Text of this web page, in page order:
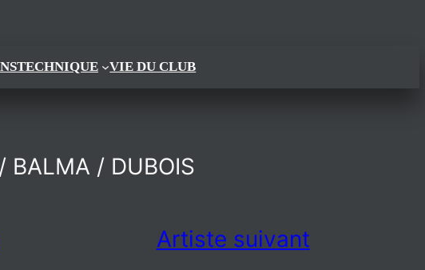
TECHNIQUE VIE DU CLUB
BALMA / DUBOIS
Artiste suivant